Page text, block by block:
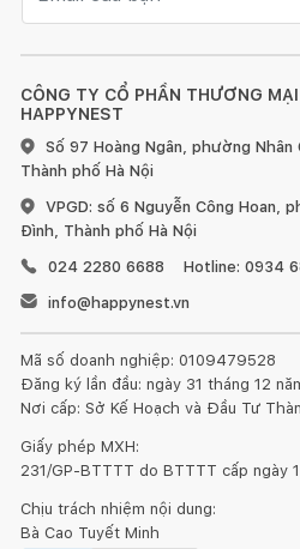
CÔNG TY CỔ PHẦN THƯƠNG
HAPPYNEST
Số 97 Hoàng Ngân, phường Nhân
Thành phố Hà Nội
VPGD: số 6 Nguyễn Công Hoan,
Đình, Thành phố Hà Nội
024 2280 6688
Hotline: 0934
info@happynest.vn
Mã số doanh nghiệp: 0109479528
Đăng ký lần đầu: ngày 31 tháng 12
Nơi cấp: Sở Kế Hoạch và Đầu Tư
Giấy phép MXH:
231/GP-BTTTT do BTTTT cấp ngày
Chịu trách nhiệm nội dung:
Bà Cao Tuyết Minh